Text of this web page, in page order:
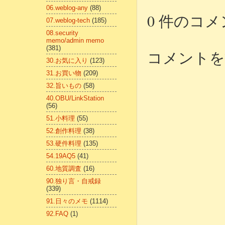
0 件のコメ
コメント
06.weblog-any (88)
07.weblog-tech (185)
08.security
memo/admin memo
(381)
30.お気に入り (123)
31.お買い物 (209)
32.旨いもの (58)
40.OBU/LinkStation
(56)
51.小料理 (55)
52.創作料理 (38)
53.硬件料理 (135)
54.19AQ5 (41)
60.地質調査 (16)
90.独り言・自戒録
(339)
91.日々のメモ (1114)
92.FAQ (1)